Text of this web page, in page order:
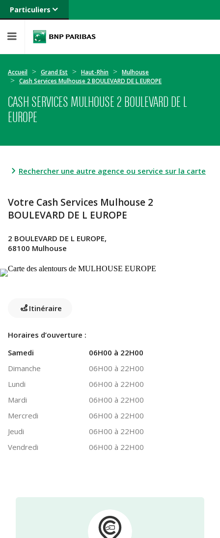
Particuliers
Banque privée
Entreprises
Accueil Grand Est Haut-Rhin
Mulhouse
Cash Services Mulhouse 2 BOULEVARD DE L EUROPE
CASH SERVICES MULHOUSE 2 BOULEVARD DE L
EUROPE
Rechercher une autre agence ou service sur la carte
Votre Cash Services Mulhouse 2
BOULEVARD DE L EUROPE
2 BOULEVARD DE L EUROPE,
68100 Mulhouse
Itinéraire
Horaires d’ouverture :
Samedi
06H00 à 22H00
Dimanche
06H00 à 22H00
Lundi
06H00 à 22H00
Mardi
06H00 à 22H00
Mercredi
06H00 à 22H00
Jeudi
06H00 à 22H00
Vendredi
06H00 à 22H00